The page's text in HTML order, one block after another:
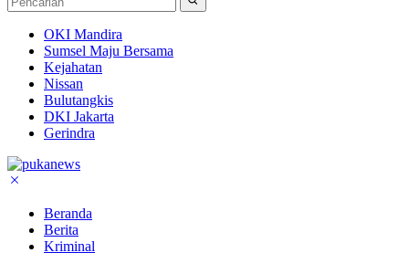
OKI Mandira
Sumsel Maju Bersama
Kejahatan
Nissan
Bulutangkis
DKI Jakarta
Gerindra
Beranda
Berita
Kriminal